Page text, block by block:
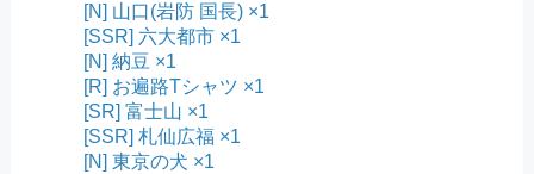
[N] 山口(岩防 国長) ×1
[SSR] 六大都市 ×1
[N] 納豆 ×1
[R] お遍路Tシャツ ×1
[SR] 富士山 ×1
[SSR] 札仙広福 ×1
[N] 東京の犬 ×1